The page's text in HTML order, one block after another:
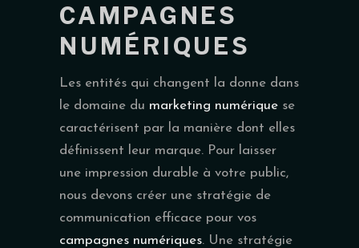
CAMPAGNES
NUMÉRIQUES
Les entités qui changent la donne dans
le domaine du marketing numérique se
caractérisent par la manière dont elles
définissent leur marque. Pour laisser
une impression durable à votre public,
nous devons créer une stratégie de
communication efficace pour vos
campagnes numériques. Une stratégie